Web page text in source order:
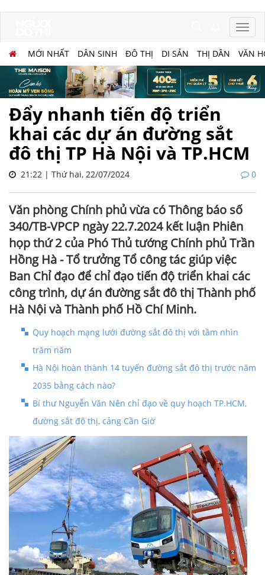
MỚI NHẤT DÂN SINH ĐÔ THỊ DI SẢN THỊ DÂN VĂN
Đẩy nhanh tiến độ triển
khai các dự án đường sắt
đô thị TP Hà Nội và TP.HCM
21:22 | Thứ hai, 22/07/2024 0
Văn phòng Chính phủ vừa có Thông báo số
340/TB-VPCP ngày 22.7.2024 kết luận Phiên
họp thứ 2 của Phó Thủ tướng Chính phủ Trần
Hồng Hà - Tổ trưởng Tổ công tác giúp việc
Ban Chỉ đạo để chỉ đạo tiến độ triển khai các
công trình, dự án đường sắt đô thị Thành phố
Hà Nội và Thành phố Hồ Chí Minh.
Quy hoạch mạng lưới đường sắt đô thị với tầm nhìn
trăm năm
Hà Nội hoàn thành 14 tuyến đường sắt đô thị trước năm
2035 bằng cách nào?
Bí thư Nguyễn Văn Nên chỉ đạo về quy hoạch TP.HCM,
đường sắt đô thị, cảng Cần Giờ